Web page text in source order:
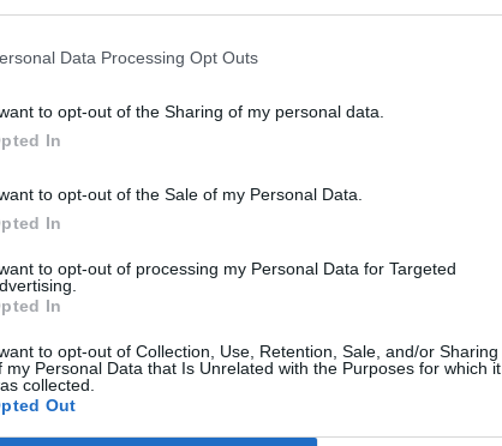
Data Processing Opt Outs
to opt-out of the Sharing of my personal data.
In
to opt-out of the Sale of my Personal Data.
In
to opt-out of processing my Personal Data for Targeted
In
to opt-out of Collection, Use, Retention, Sale, and/or Sharing
my Personal Data that Is Unrelated with the Purposes for which it
collected.
Out